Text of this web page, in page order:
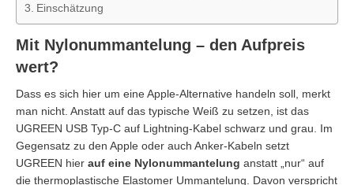
Einschätzung
Mit Nylonummantelung – den Aufpreis
wert?
Dass es sich hier um eine Apple-Alternative handeln soll, merkt
man nicht. Anstatt auf das typische Weiß zu setzen, ist das
UGREEN USB Typ-C auf Lightning-Kabel schwarz und grau. Im
Gegensatz zu den Apple oder auch Anker-Kabeln setzt
UGREEN hier auf eine Nylonummantelung anstatt „nur“ auf
die thermoplastische Elastomer Ummantelung. Davon verspricht